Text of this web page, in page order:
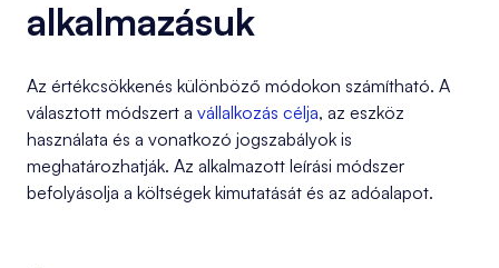
alkalmazásuk
Az értékcsökkenés különböző módokon számítható. A
választott módszert a vállalkozás célja, az eszköz
használata és a vonatkozó jogszabályok is
meghatározhatják. Az alkalmazott leírási módszer
befolyásolja a költségek kimutatását és az adóalapot.